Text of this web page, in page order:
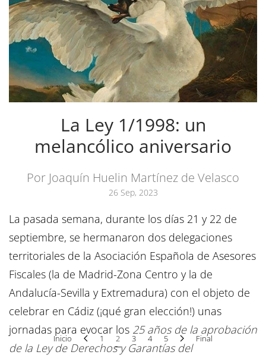
La Ley 1/1998: un
melancólico aniversario
Por Joaquín Huelin Martínez de Velasco
26 Sep, 2023
La pasada semana, durante los días 21 y 22 de
septiembre, se hermanaron dos delegaciones
territoriales de la Asociación Española de Asesores
Fiscales (la de Madrid-Zona Centro y la de
Andalucía-Sevilla y Extremadura) con el objeto de
celebrar en Cádiz (¡qué gran elección!) unas
jornadas para evocar los 25 años de la aprobación
de la Ley de Derechos y Garantías del
Inicio 1 2 3 4 5 Final